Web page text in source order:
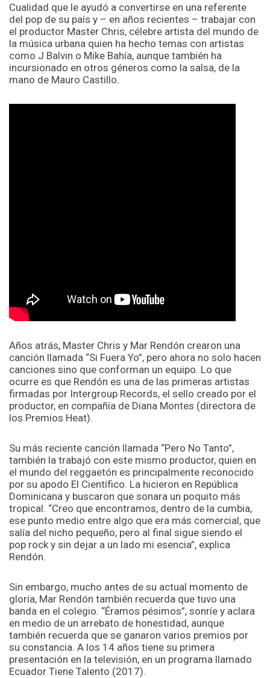
Cualidad que le ayudó a convertirse en una referente
del pop de su país y – en años recientes – trabajar con
el productor Master Chris, célebre artista del mundo de
la música urbana quien ha hecho temas con artistas
como J Balvin o Mike Bahía, aunque también ha
incursionado en otros géneros como la salsa, de la
mano de Mauro Castillo.
Años atrás, Master Chris y Mar Rendón crearon una
canción llamada “Si Fuera Yo”, pero ahora no solo hacen
canciones sino que conforman un equipo. Lo que
ocurre es que Rendón es una de las primeras artistas
firmadas por Intergroup Records, el sello creado por el
productor, en compañía de Diana Montes (directora de
los Premios Heat).
Su más reciente canción llamada “Pero No Tanto”,
también la trabajó con este mismo productor, quien en
el mundo del reggaetón es principalmente reconocido
por su apodo El Científico. La hicieron en República
Dominicana y buscaron que sonara un poquito más
tropical. “Creo que encontramos, dentro de la cumbia,
ese punto medio entre algo que era más comercial, que
salía del nicho pequeño, pero al final sigue siendo el
pop rock y sin dejar a un lado mi esencia”, explica
Rendón.
Sin embargo, mucho antes de su actual momento de
gloria, Mar Rendón también recuerda que tuvo una
banda en el colegio. “Éramos pésimos”, sonríe y aclara
en medio de un arrebato de honestidad, aunque
también recuerda que se ganaron varios premios por
su constancia. A los 14 años tiene su primera
presentación en la televisión, en un programa llamado
Ecuador Tiene Talento (2017).